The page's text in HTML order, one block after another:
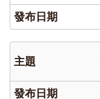
成
應
用